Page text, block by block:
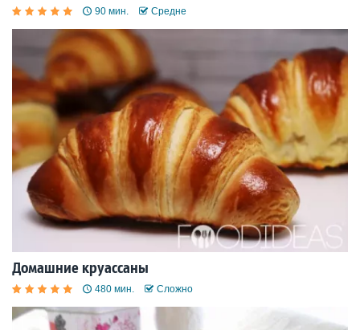
90 мин. Средне
Домашние круассаны
480 мин. Сложно